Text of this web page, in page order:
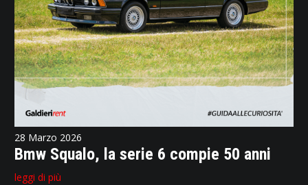
28 Marzo 2026
Bmw Squalo, la serie 6 compie 50 anni
leggi di più